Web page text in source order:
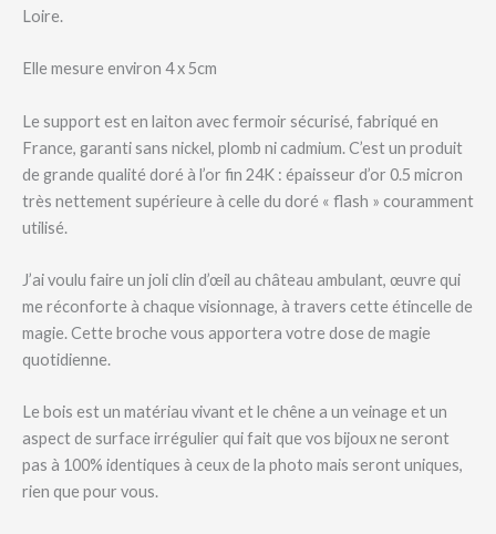
Loire.
Elle mesure environ 4 x 5cm
Le support est en laiton avec fermoir sécurisé, fabriqué en
France, garanti sans nickel, plomb ni cadmium. C’est un produit
de grande qualité doré à l’or fin 24K : épaisseur d’or 0.5 micron
très nettement supérieure à celle du doré « flash » couramment
utilisé.
J’ai voulu faire un joli clin d’œil au château ambulant, œuvre qui
me réconforte à chaque visionnage, à travers cette étincelle de
magie. Cette broche vous apportera votre dose de magie
quotidienne.
Le bois est un matériau vivant et le chêne a un veinage et un
aspect de surface irrégulier qui fait que vos bijoux ne seront
pas à 100% identiques à ceux de la photo mais seront uniques,
rien que pour vous.